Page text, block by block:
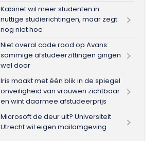
Kabinet wil meer studenten in
nuttige studierichtingen, maar zegt
nog niet hoe
Niet overal code rood op Avans:
sommige afstudeerzittingen gingen
wel door
Iris maakt met één blik in de spiegel
onveiligheid van vrouwen zichtbaar
en wint daarmee afstudeerprijs
Microsoft de deur uit? Universiteit
Utrecht wil eigen mailomgeving